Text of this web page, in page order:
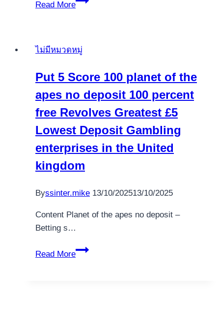
Read More
pacanele
au
stele
Tipuri
va
primi
pariu
ไม่มีหมวดหมู่
Put 5 Score 100 planet of the
apes no deposit 100 percent
free Revolves Greatest £5
Lowest Deposit Gambling
enterprises in the United
kingdom
Byssinter.mike 13/10/202513/10/2025
Content Planet of the apes no deposit –
Betting s…
Read More
Put